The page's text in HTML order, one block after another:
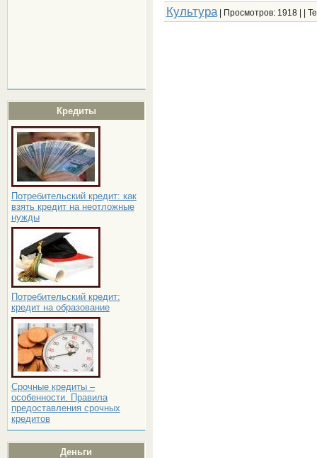
Кредиты
Потребительский кредит: как
взять кредит на неотложные
нужды
Потребительский кредит:
кредит на образование
Срочные кредиты –
особенности. Правила
предоставления срочных
кредитов
Деньги
Культура| Просмотров: 1918 | |